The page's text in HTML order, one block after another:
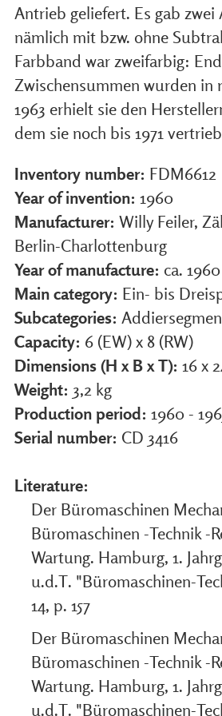
Antrieb geliefert. Es gab zwei
nämlich mit bzw. ohne
Farbband war zweifarbig:
Zwischensummen wurden in
1963 erhielt sie den
dem sie noch bis 1971
Inventory number: FDM6612
Year of invention: 1960
Manufacturer: Willy Feiler,
Berlin-Charlottenburg
Year of manufacture: ca. 1960
Main category: Ein- bis
Subcategories:
Capacity: 6 (EW) x 8 (RW)
Dimensions (H x B x T): 16 x
Weight: 3,2 kg
Production period: 1960 -
Serial number: CD 3416
Literature:
Der Büromaschinen
Büromaschinen -Technik -
Wartung. Hamburg, 1.
u.d.T. "Büromaschinen-
14, p. 157
Der Büromaschinen
Büromaschinen -Technik -
Wartung. Hamburg, 1.
u.d.T. "Büromaschinen-